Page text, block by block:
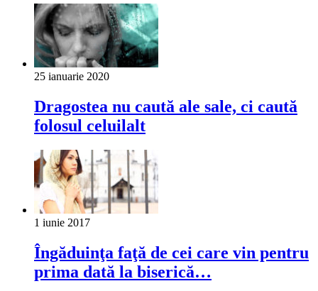
25 ianuarie 2020
Dragostea nu caută ale sale, ci caută
folosul celuilalt
1 iunie 2017
Îngăduinţa faţă de cei care vin pentru
prima dată la biserică…